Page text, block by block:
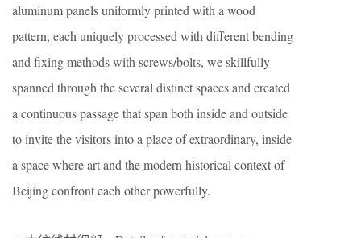
aluminum panels uniformly printed with a wood
pattern, each uniquely processed with different bending
and fixing methods with screws/bolts, we skillfully
spanned through the several distinct spaces and created
a continuous passage that span both inside and outside
to invite the visitors into a place of extraordinary, inside
a space where art and the modern historical context of
Beijing confront each other powerfully.